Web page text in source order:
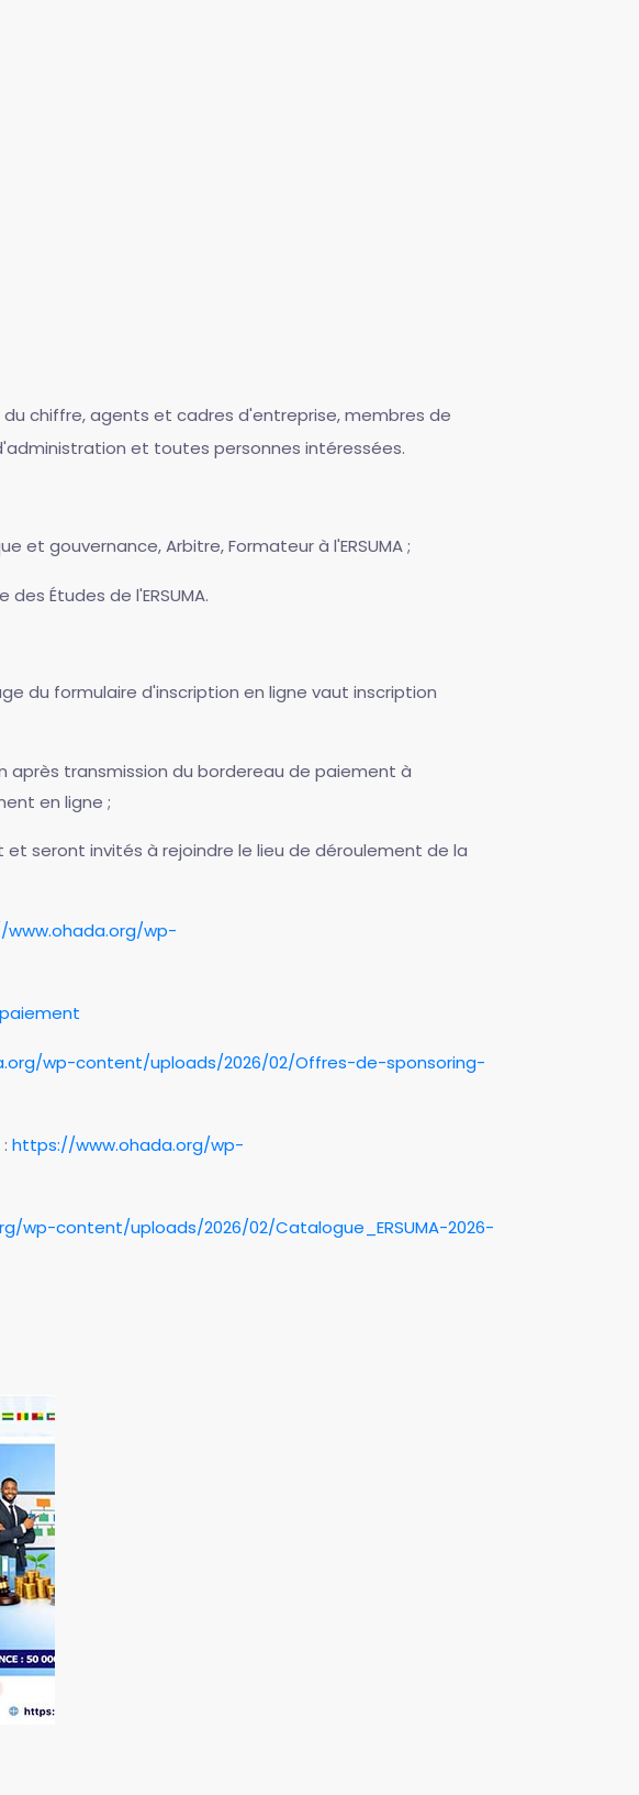
chiffre, agents et cadres d'entreprise, membres de
et toutes personnes intéressées.
et gouvernance, Arbitre, Formateur à l'ERSUMA ;
Études de l'ERSUMA.
du formulaire d'inscription en ligne vaut inscription
transmission du bordereau de paiement à
en ligne ;
seront invités à rejoindre le lieu de déroulement de la
wp-
wp-content/uploads/2026/02/Offres-de-sponsoring-
https://www.ohada.org/wp-
wp-content/uploads/2026/02/Catalogue_ERSUMA-2026-